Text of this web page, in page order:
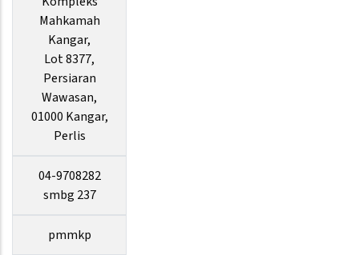
Mahkamah
Kangar,
Lot 8377,
Persiaran
Wawasan,
01000 Kangar,
Perlis
04-9708282
smbg 237
pmmkp